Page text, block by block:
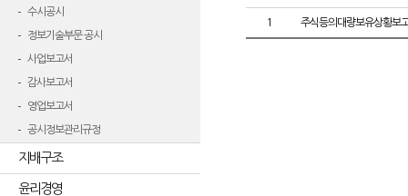
수시공시
정보기술부문 공시
사업보고서
감사보고서
영업보고서
공시정보관리규정
지배구조
윤리경영
1 주식등의대량보유상황보